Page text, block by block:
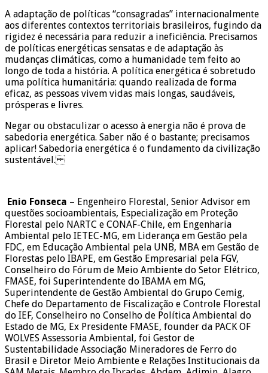
A adaptação de políticas “consagradas” internacionalmente
aos diferentes contextos territoriais brasileiros, fugindo da
rigidez é necessária para reduzir a ineficiência. Precisamos
de políticas energéticas sensatas e de adaptação às
mudanças climáticas, como a humanidade tem feito ao
longo de toda a história. A política energética é sobretudo
uma política humanitária: quando realizada de forma
eficaz, as pessoas vivem vidas mais longas, saudáveis,
prósperas ​​e livres.
Negar ou obstaculizar o acesso à energia não é prova de
sabedoria energética. Saber não é o bastante; precisamos
aplicar! Sabedoria energética é o fundamento da civilização
sustentável.
Enio Fonseca – Engenheiro Florestal, Senior Advisor em
questões socioambientais, Especialização em Proteção
Florestal pelo NARTC e CONAF-Chile, em Engenharia
Ambiental pelo IETEC-MG, em Liderança em Gestão pela
FDC, em Educação Ambiental pela UNB, MBA em Gestão de
Florestas pelo IBAPE, em Gestão Empresarial pela FGV,
Conselheiro do Fórum de Meio Ambiente do Setor Elétrico,
FMASE, foi Superintendente do IBAMA em MG,
Superintendente de Gestão Ambiental do Grupo Cemig,
Chefe do Departamento de Fiscalização e Controle Florestal
do IEF, Conselheiro no Conselho de Política Ambiental do
Estado de MG, Ex Presidente FMASE, founder da PACK OF
WOLVES Assessoria Ambiental, foi Gestor de
Sustentabilidade Associação Mineradores de Ferro do
Brasil e Diretor Meio Ambiente e Relações Institucionais da